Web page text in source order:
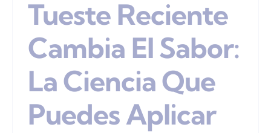
Tueste Reciente
Cambia El Sabor:
La Ciencia Que
Puedes Aplicar